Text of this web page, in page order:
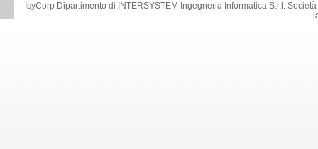
IsyCorp Dipartimento di INTERSYSTEM Ingegneria Informatica S.r.l .